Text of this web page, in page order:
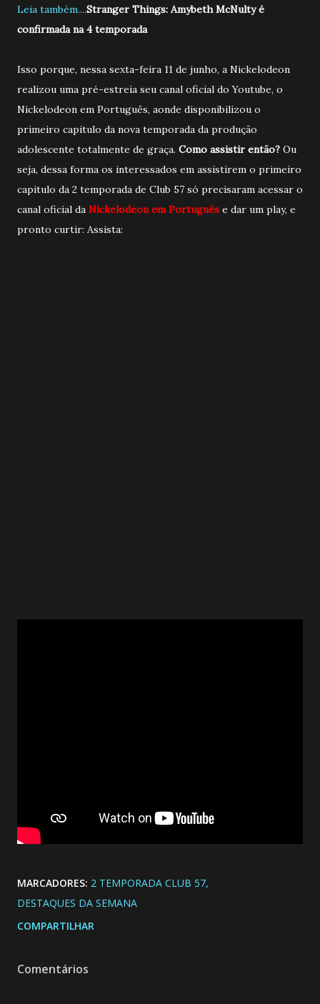
Leia também....Stranger Things: Amybeth McNulty é
confirmada na 4 temporada
Isso porque, nessa sexta-feira 11 de junho, a Nickelodeon
realizou uma pré-estreia seu canal oficial do Youtube, o
Nickelodeon em Português, aonde disponibilizou o
primeiro capitulo da nova temporada da produção
adolescente totalmente de graça. Como assistir então? Ou
seja, dessa forma os interessados em assistirem o primeiro
capitulo da 2 temporada de Club 57 só precisaram acessar o
canal oficial da Nickelodeon em Português e dar um play, e
pronto curtir: Assista:
MARCADORES: 2 TEMPORADA CLUB 57
DESTAQUES DA SEMANA
COMPARTILHAR
Comentários